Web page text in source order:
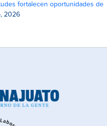
fortalecen oportunidades de
2026